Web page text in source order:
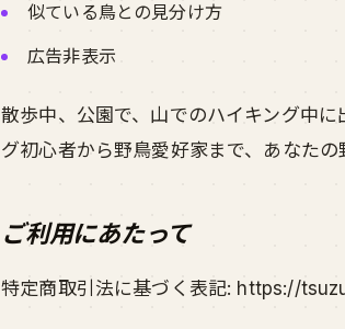
似ている鳥との見分け方
広告非表示
散歩中、公園で、山でのハイキング中
グ初心者から野鳥愛好家まで、あなたの
ご利用にあたって
特定商取引法に基づく表記: https://